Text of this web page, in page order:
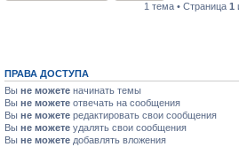
1 тема • Страница 1
ПРАВА ДОСТУПА
Вы не можете начинать темы
Вы не можете отвечать на сообщения
Вы не можете редактировать свои сообщения
Вы не можете удалять свои сообщения
Вы не можете добавлять вложения